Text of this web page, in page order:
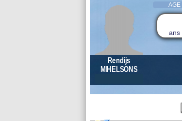
AGE
ans
Rendijs
MIHELSONS